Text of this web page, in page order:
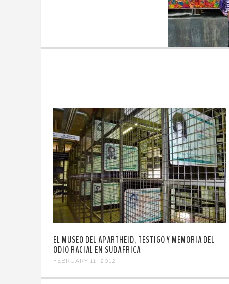
EL MUSEO DEL APARTHEID, TESTIGO Y MEMORIA DEL
ODIO RACIAL EN SUDÁFRICA
FEBRUARY 11, 2012